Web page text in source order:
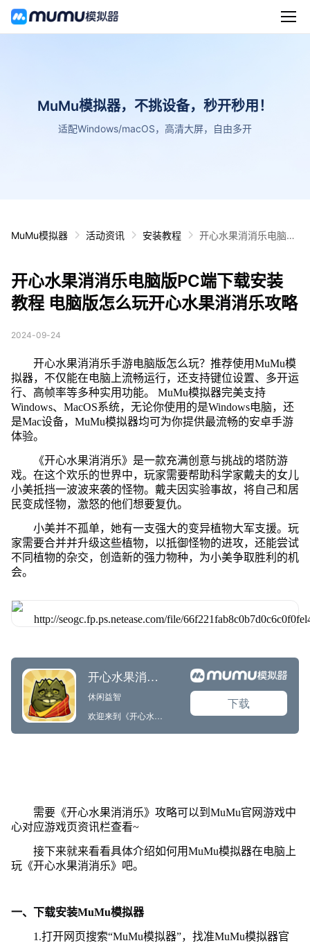
MuMu模拟器，不挑设备，秒开秒用！
适配Windows/macOS，高清大屏，自由多开
MuMu模拟器 活动资讯 安装教程
开心水果消消乐电脑版
消乐攻略
开心水果消消乐电脑版PC端下载安装
教程 电脑版怎么玩开心水果消消乐攻略
2024-09-24
开心水果消消乐手游电脑版怎么玩？推荐使用MuMu模
拟器，不仅能在电脑上流畅运行，还支持键位设置、多开运
行、高帧率等多种实用功能。 MuMu模拟器完美支持
Windows、MacOS系统，无论你使用的是Windows电脑，还
是Mac设备，MuMu模拟器均可为你提供最流畅的安卓手游
体验。
《开心水果消消乐》是一款充满创意与挑战的塔防游
戏。在这个欢乐的世界中，玩家需要帮助科学家戴夫的女儿
小美抵挡一波波来袭的怪物。戴夫因实验事故，将自己和居
民变成怪物，激怒的他们想要复仇。
小美并不孤单，她有一支强大的变异植物大军支援。玩
家需要合并并升级这些植物，以抵御怪物的进攻，还能尝试
不同植物的杂交，创造新的强力物种，为小美争取胜利的机
会。
需要《开心水果消消乐》攻略可以到MuMu官网游戏中
心对应游戏页资讯栏查看~
接下来就来看看具体介绍如何用MuMu模拟器在电脑上
玩《开心水果消消乐》吧。
一、下载安装MuMu模拟器
1.打开网页搜索“MuMu模拟器”，找准MuMu模拟器官